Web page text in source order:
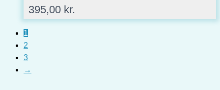
395,00 kr.
1
2
3
→